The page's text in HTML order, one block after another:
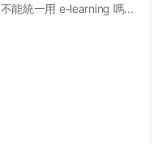
不能統一用 e-learning 嗎...